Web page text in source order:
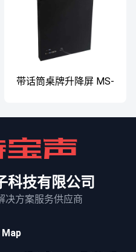
带话筒桌牌升降屏 MS-
科技有限公司
决方案服务供应商